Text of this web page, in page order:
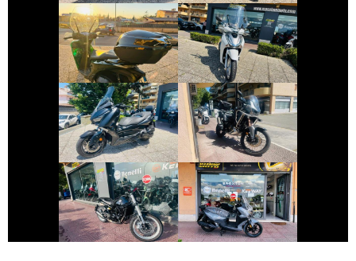
HONDA SH HONDA SH
YAMAHA XMAX
€ 3.990 €
HONDA AFRICA-
TWIN
€ 12.990 €
BENELLI
LEONCINO
€ 3.490 €
SYM JOYRIDE
€ 4.190 €